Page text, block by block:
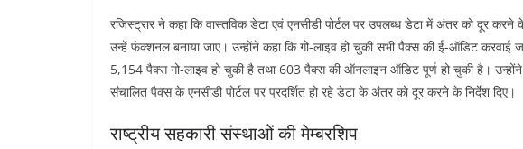
रजिस्ट्रार ने कहा कि वास्तविक डेटा एवं एनसीडी पोर्टल पर उपलब्ध डेटा में अंतर को दूर
उन्हें फंक्शनल बनाया जाए। उन्होंने कहा कि गो-लाइव हो चुकी सभी पैक्स की ई-ऑडिट करवाई
5,154 पैक्स गो-लाइव हो चुकी है तथा 603 पैक्स की ऑनलाइन ऑडिट पूर्ण हो चुकी है।
संचालित पैक्स के एनसीडी पोर्टल पर प्रदर्शित हो रहे डेटा के अंतर को दूर करने के निर्देश दिए।
राष्ट्रीय सहकारी संस्थाओं की मेम्बरशिप